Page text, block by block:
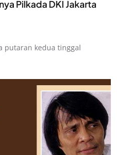
Pilkada DKI Jakarta
putaran kedua tinggal